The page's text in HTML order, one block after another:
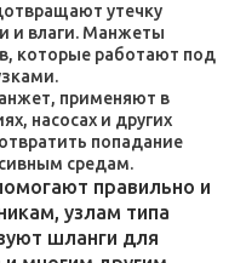
утечку
и влаги. Манжеты
которые работают под
применяют в
насосах и других
попадание
средам.
правильно и
узлам типа
шланги для